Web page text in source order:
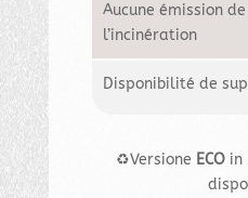
Aucune émission
l’incinération
Disponibilité de
♻️Versione ECOin